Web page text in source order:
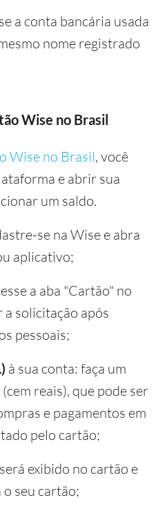
a conta bancária usada
nome registrado
Wise no Brasil
Wise no Brasil, você
e abrir sua
um saldo.
se na Wise e abra
aplicativo;
a aba "Cartão" no
solicitação após
pessoais;
à sua conta: faça um
reais), que pode ser
e pagamentos em
pelo cartão;
exibido no cartão e
seu cartão;